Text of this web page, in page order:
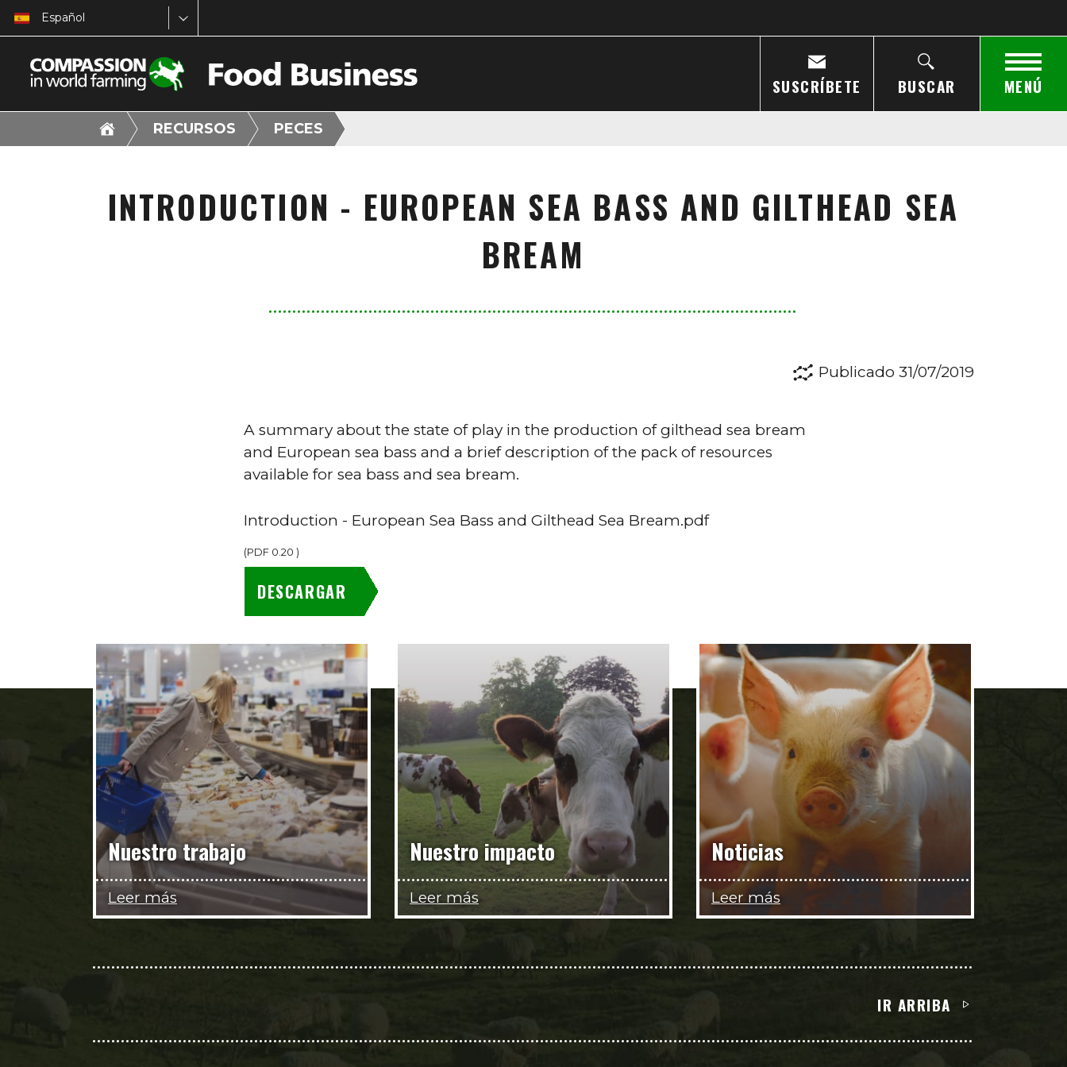
Español
SUSCRÍBETE BUSCAR MENÚ
RECURSOS PECES
INTRODUCTION - EUROPEAN SEA BASS AND GILTHEAD SEA
BREAM
Publicado 31/07/2019
A summary about the state of play in the production of gilthead sea bream
and European sea bass and a brief description of the pack of resources
available for sea bass and sea bream.
Introduction - European Sea Bass and Gilthead Sea Bream.pdf
(PDF 0.20 )
DESCARGAR
Nuestro trabajo
Leer más
Nuestro impacto
Leer más
Noticias
Leer más
IR ARRIBA